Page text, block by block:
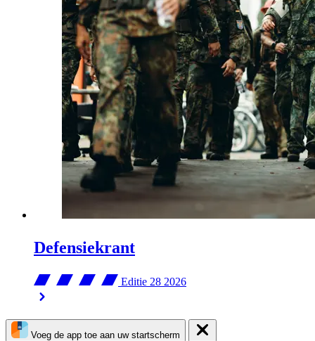
Defensiekrant
Editie 28 2026
Voeg de app toe aan uw startscherm